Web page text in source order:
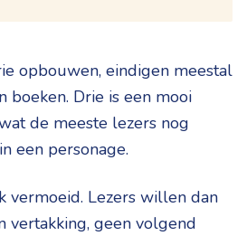
opbouwen, eindigen meestal
boeken. Drie is een mooi
de meeste lezers nog
een personage.
vermoeid. Lezers willen dan
vertakking, geen volgend